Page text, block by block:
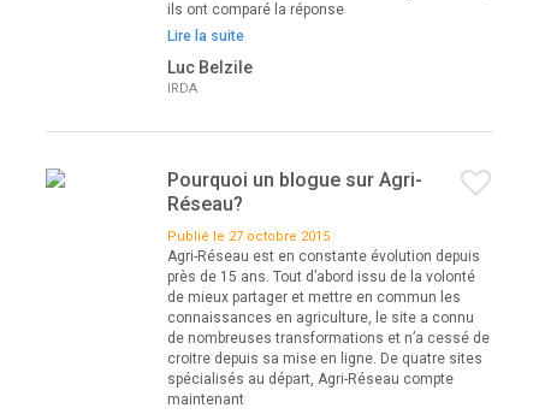
ils ont comparé la réponse
Lire la suite
Luc Belzile
IRDA
Pourquoi un blogue sur Agri-
Réseau?
Publié le 27 octobre 2015
Agri-Réseau est en constante évolution depuis
près de 15 ans. Tout d’abord issu de la volonté
de mieux partager et mettre en commun les
connaissances en agriculture, le site a connu
de nombreuses transformations et n’a cessé de
croitre depuis sa mise en ligne. De quatre sites
spécialisés au départ, Agri-Réseau compte
maintenant